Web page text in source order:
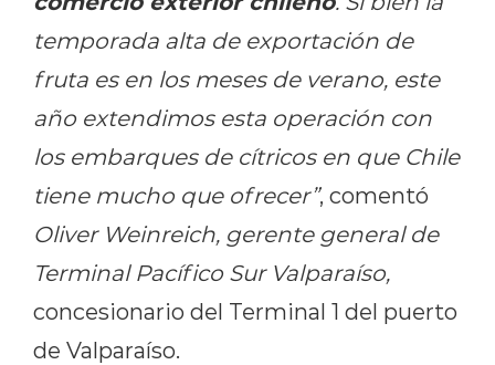
temporada alta de exportación de
fruta es en los meses de verano, este
año extendimos esta operación con
los embarques de cítricos en que Chile
tiene mucho que ofrecer”, comentó
Oliver Weinreich, gerente general de
Terminal Pacífico Sur Valparaíso,
concesionario del Terminal 1 del puerto
de Valparaíso.